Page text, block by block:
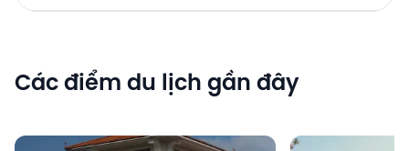
Các điểm du lịch gần đây